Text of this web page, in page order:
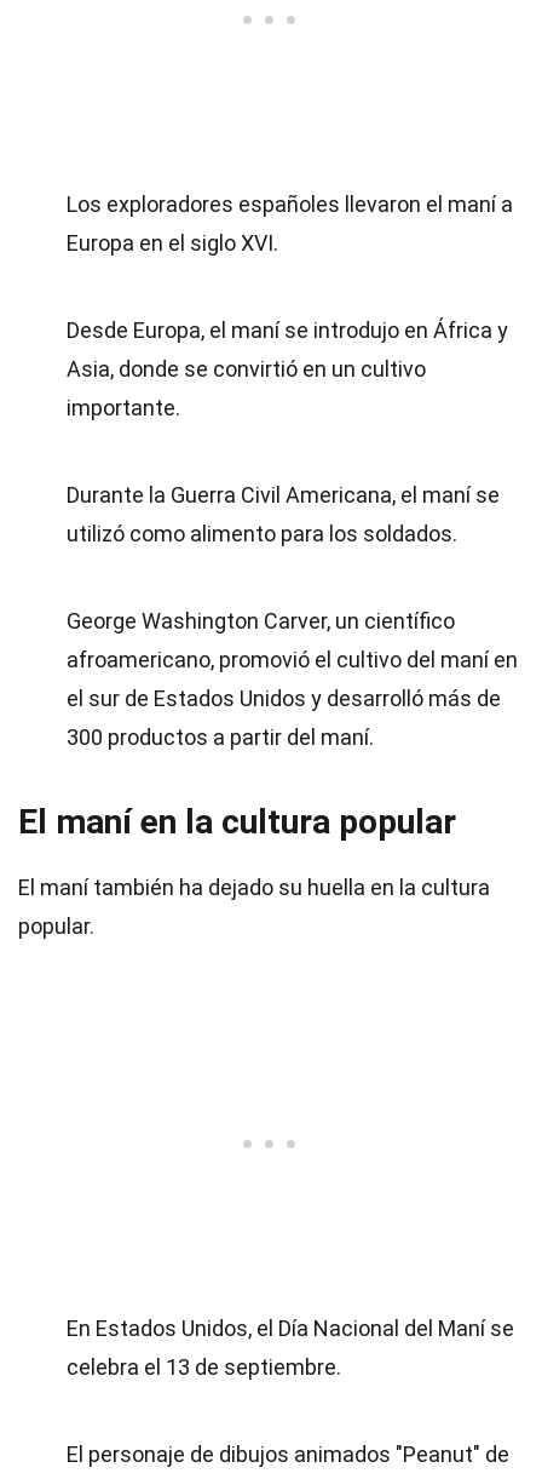
Los exploradores españoles llevaron el maní a
Europa en el siglo XVI.
Desde Europa, el maní se introdujo en África y
Asia, donde se convirtió en un cultivo
importante.
Durante la Guerra Civil Americana, el maní se
utilizó como alimento para los soldados.
George Washington Carver, un científico
afroamericano, promovió el cultivo del maní en
el sur de Estados Unidos y desarrolló más de
300 productos a partir del maní.
El maní en la cultura popular
El maní también ha dejado su huella en la cultura
popular.
En Estados Unidos, el Día Nacional del Maní se
celebra el 13 de septiembre.
El personaje de dibujos animados "Peanut" de